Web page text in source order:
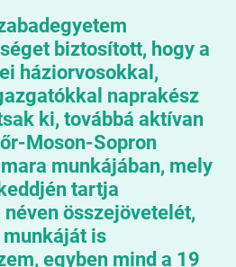
biztosított, hogy a
háziorvosokkal,
naprakész
ki, továbbá aktívan
Moson-Sopron
munkájában, mely
tartja
néven összejövetelét,
is
egyben mind a 19